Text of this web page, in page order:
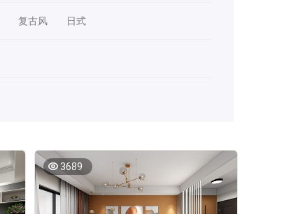
复古风 日式
3689